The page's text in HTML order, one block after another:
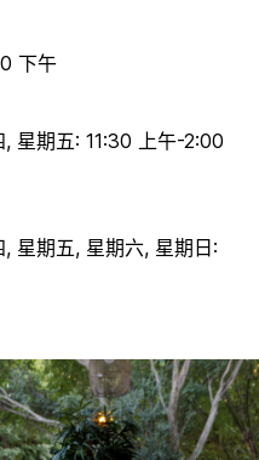
下午
星期五: 11:30 上午-2:00
星期五, 星期六, 星期日: